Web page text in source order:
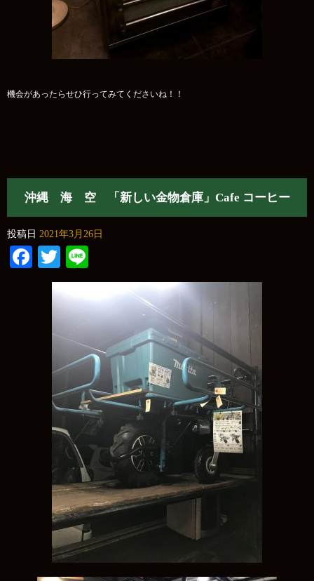
機会があったらせひ行ってみてくださいね！！
沖縄 海 空 「新しい金物倉庫」Cafe コーヒー
投稿日 2021年3月26日
Facebook
Twitter